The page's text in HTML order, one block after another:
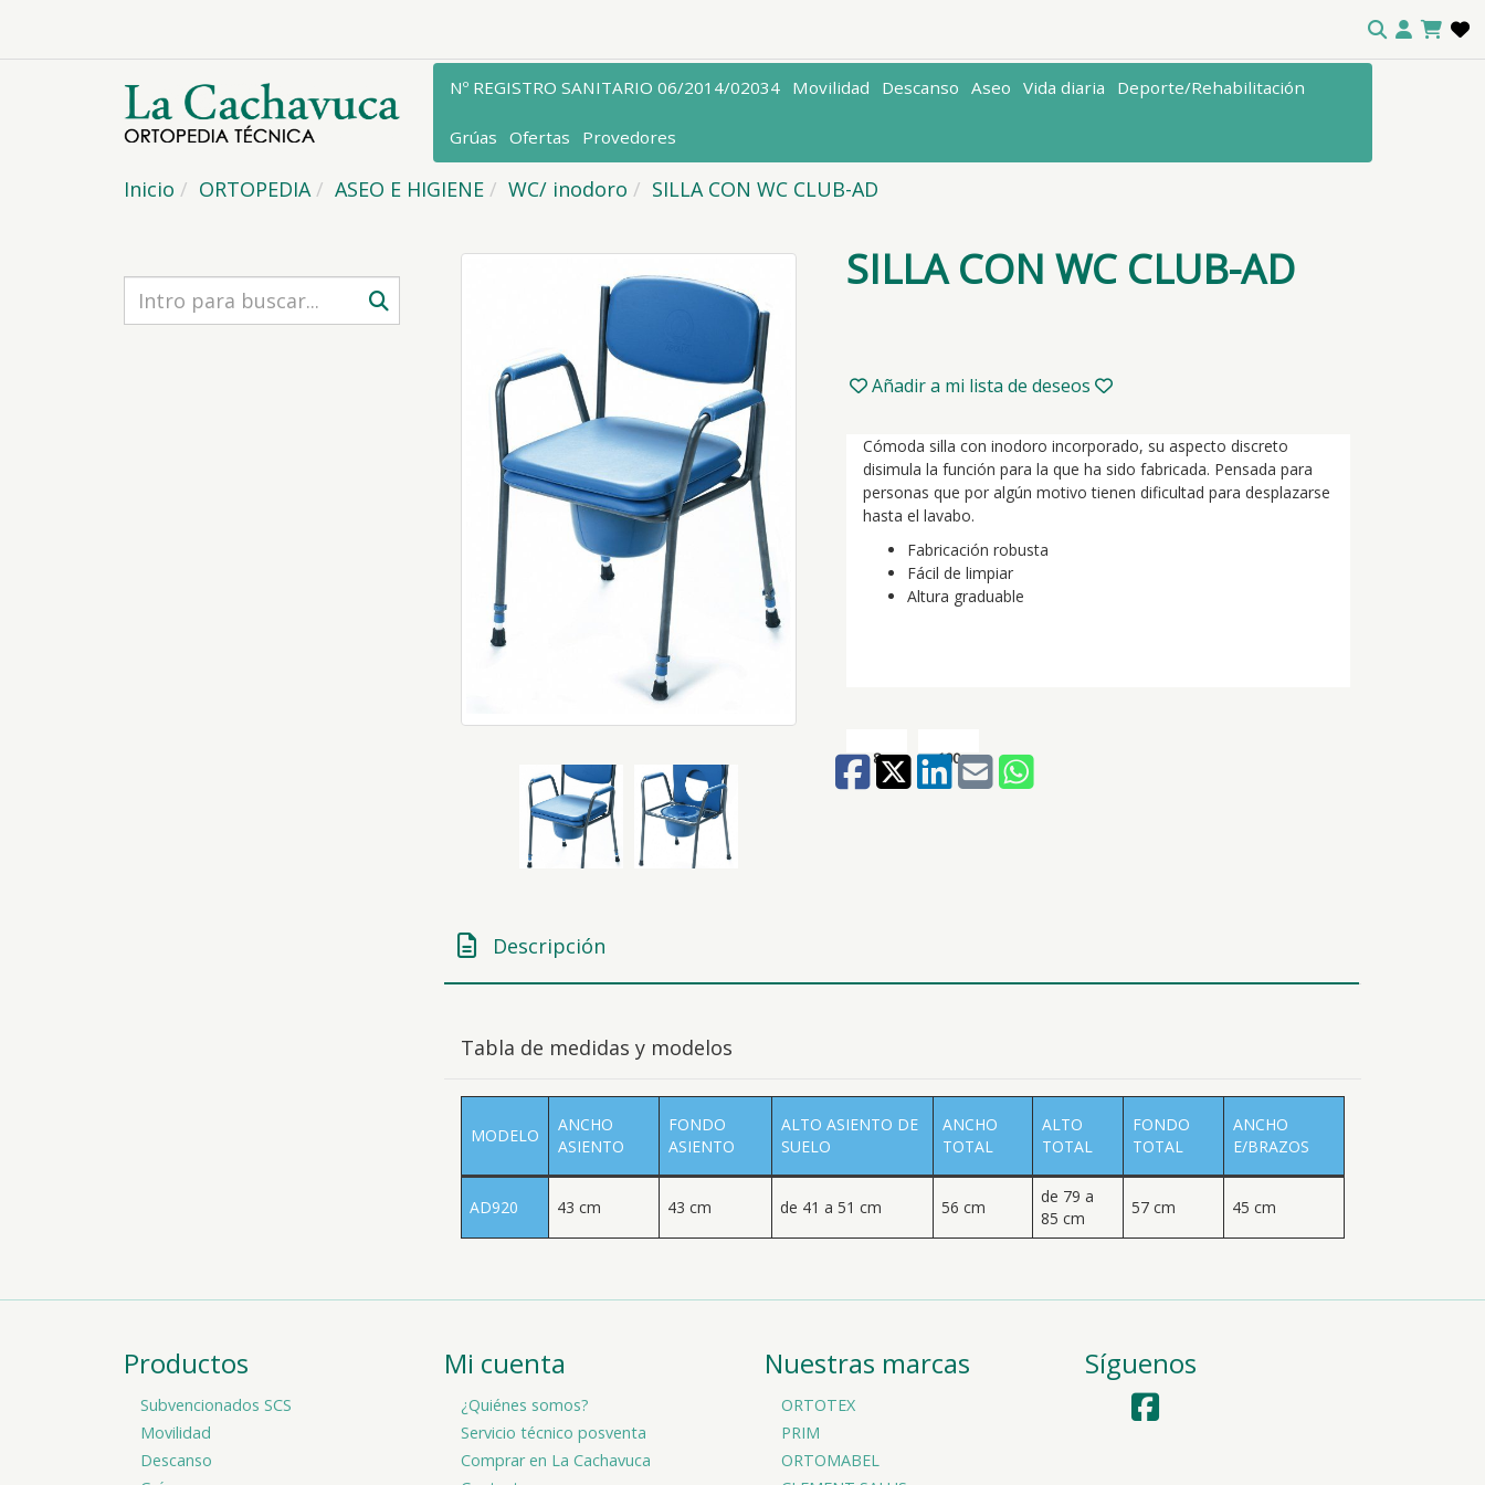
Nº REGISTRO SANITARIO 06/2014/02034 Movilidad Descanso Aseo Vida diaria Deporte/Rehabilitación
Grúas Ofertas Provedores
Inicio ORTOPEDIA ASEO E HIGIENE WC/ inodoro SILLA CON WC CLUB-AD
SILLA CON WC CLUB-AD
Añadir a mi lista de deseos
Cómoda silla con inodoro incorporado, su aspecto discreto
disimula la función para la que ha sido fabricada. Pensada para
personas que por algún motivo tienen dificultad para desplazarse
hasta el lavabo.
Fabricación robusta
Fácil de limpiar
Altura graduable
8 100
Descripción
Tabla de medidas y modelos
MODELO
ANCHO
ASIENTO
FONDO
ASIENTO
ALTO ASIENTO DE
SUELO
ANCHO
TOTAL
ALTO
TOTAL
FONDO
TOTAL
ANCHO
E/BRAZOS
AD920 43 cm 43 cm de 41 a 51 cm 56 cm
de 79 a
85 cm
57 cm 45 cm
Productos
Subvencionados SCS
Movilidad
Descanso
Mi cuenta
¿Quiénes somos?
Servicio técnico posventa
Comprar en La Cachavuca
Nuestras marcas
ORTOTEX
PRIM
ORTOMABEL
Síguenos